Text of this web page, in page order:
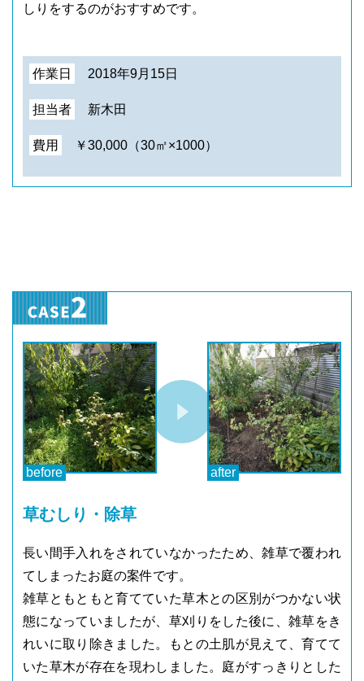
しりをするのがおすすめです。
作業日 2018年9月15日
担当者 新木田
費用 ￥30,000（30㎡×1000）
草むしり・除草
長い間手入れをされていなかったため、雑草で覆われ
てしまったお庭の案件です。
雑草ともともと育てていた草木との区別がつかない状
態になっていましたが、草刈りをした後に、雑草をき
れいに取り除きました。もとの土肌が見えて、育てて
いた草木が存在を現わしました。庭がすっきりとした